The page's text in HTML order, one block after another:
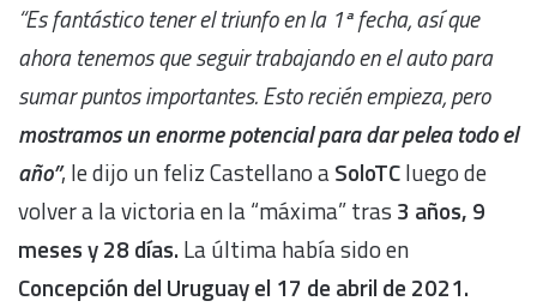
“Es fantástico tener el triunfo en la 1ª fecha, así que
ahora tenemos que seguir trabajando en el auto para
sumar puntos importantes. Esto recién empieza, pero
mostramos un enorme potencial para dar pelea todo el
año”, le dijo un feliz Castellano aSoloTCluego de
volver a la victoria en la “máxima” tras 3 años, 9
meses y 28 días. La última había sido en
Concepción del Uruguay el 17 de abril de 2021.